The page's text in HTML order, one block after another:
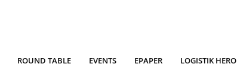
ROUND TABLE EVENTS EPAPER LOGISTIK HERO